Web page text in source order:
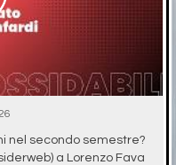
nel secondo semestre?
a Lorenzo Fava